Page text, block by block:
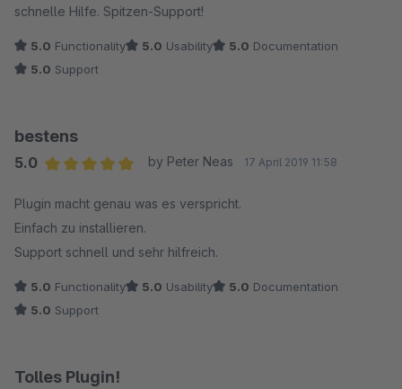
schnelle Hilfe. Spitzen-Support!
5.0 Functionality 5.0 Usability 5.0 Documentation
5.0 Support
bestens
5.0
by Peter Neas 17 April 2019 11:58
Plugin macht genau was es verspricht.
Einfach zu installieren.
Support schnell und sehr hilfreich.
5.0 Functionality 5.0 Usability 5.0 Documentation
5.0 Support
Tolles Plugin!